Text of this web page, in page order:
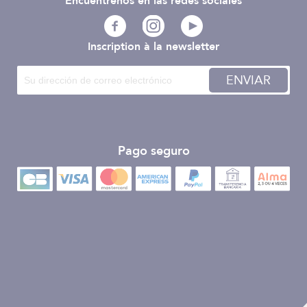
Inscription à la newsletter
ENVIAR
Pago seguro